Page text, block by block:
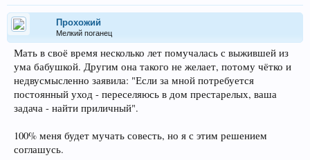
Прохожий
Мелкий поганец
Мать в своё время несколько лет помучалась с выжившей из
ума бабушкой. Другим она такого не желает, потому чётко и
недвусмысленно заявила: "Если за мной потребуется
постоянный уход - переселяюсь в дом престарелых, ваша
задача - найти приличный".
100% меня будет мучать совесть, но я с этим решением
соглашусь.